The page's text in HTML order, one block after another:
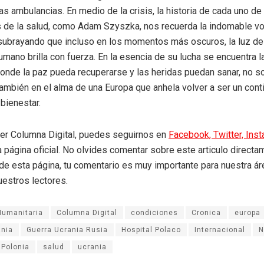
ambulancias. En medio de la crisis, la historia de cada uno
la salud, como Adam Szyszka, nos recuerda la indomable
que incluso en los momentos más oscuros, la luz
brilla con fuerza. En la esencia de su lucha se encuentra
la paz pueda recuperarse y las heridas puedan sanar, no
en el alma de una Europa que anhela volver a ser un
Columna Digital, puedes seguirnos en Facebook, Twitter,
página oficial. No olvides comentar sobre este articulo
esta página, tu comentario es muy importante para nuestra
lectores.
Columna Digital condiciones Cronica europa
Guerra Ucrania Rusia Hospital Polaco Internacional
Polonia salud ucrania